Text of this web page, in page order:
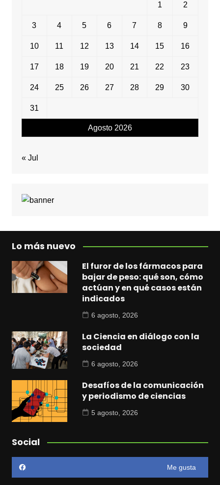
Agosto 2026
1 2
3 4 5 6 7 8 9
10 11 12 13 14 15 16
17 18 19 20 21 22 23
24 25 26 27 28 29 30
31
« Jul
Lo más nuevo
El furor de los fármacos para
bajar de peso: qué son, cómo
actúan y en qué casos están
indicados
6 agosto, 2026
La Ciencia en diálogo con la
sociedad
6 agosto, 2026
Desafíos de la comunicación
y periodismo de ciencias
5 agosto, 2026
Social
Me gusta